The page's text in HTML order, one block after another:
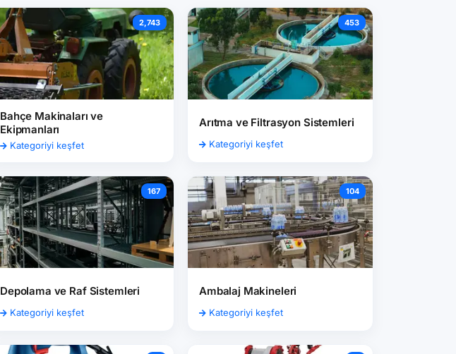
2,743
Bahçe Makinaları ve
Ekipmanları
Kategoriyi keşfet
453
Arıtma ve Filtrasyon Sistemleri
Kategoriyi keşfet
167
Depolama ve Raf Sistemleri
Kategoriyi keşfet
104
Ambalaj Makineleri
Kategoriyi keşfet